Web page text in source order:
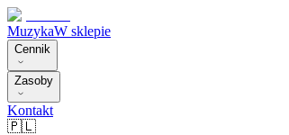
MuzykaW sklepie
Cennik
Zasoby
Kontakt
🇵🇱